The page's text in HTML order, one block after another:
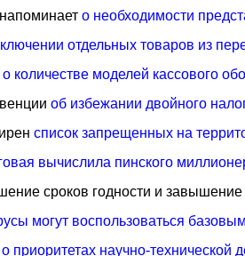
о необходимости
отдельных товаров из
о количестве моделей кассового
об избежании двойного
список запрещенных на
вычислила пинского
сроков годности и завышение
могут воспользоваться
приоритетах научно-технической